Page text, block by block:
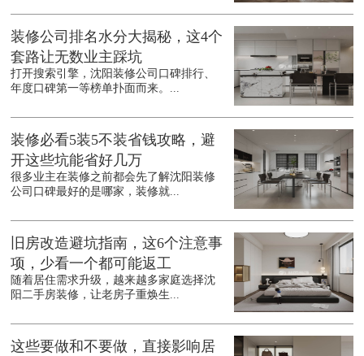
装修公司排名水分大揭秘，这4个
套路让无数业主踩坑
打开搜索引擎，沈阳装修公司口碑排行、
年度口碑第一等榜单扑面而来。...
装修必看5装5不装省钱攻略，避
开这些坑能省好几万
很多业主在装修之前都会先了解沈阳装修
公司口碑最好的是哪家，装修就...
旧房改造避坑指南，这6个注意事
项，少看一个都可能返工
随着居住需求升级，越来越多家庭选择沈
阳二手房装修，让老房子重焕生...
这些要做和不要做，直接影响居